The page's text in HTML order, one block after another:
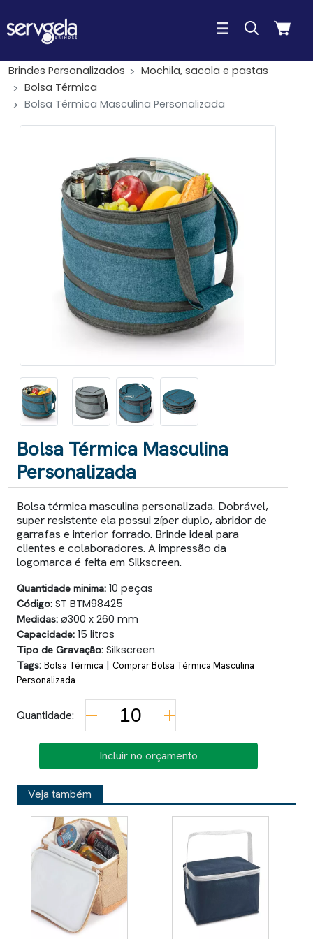
Brindes Personalizados
Mochila, sacola e pastas
Bolsa Térmica
Bolsa Térmica Masculina Personalizada
Bolsa Térmica Masculina
Personalizada
Bolsa térmica masculina personalizada. Dobrável,
super resistente ela possui zíper duplo, abridor de
garrafas e interior forrado. Brinde ideal para
clientes e colaboradores. A impressão da
logomarca é feita em Silkscreen.
Quantidade minima: 10 peças
Código: ST BTM98425
Medidas: ø300 x 260 mm
Capacidade: 15 litros
Tipo de Gravação: Silkscreen
Tags: Bolsa Térmica | Comprar Bolsa Térmica Masculina
Personalizada
Quantidade:
Incluir no orçamento
Veja também